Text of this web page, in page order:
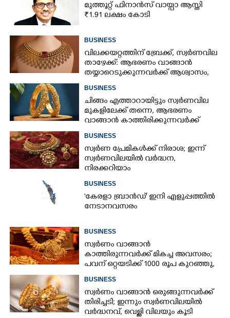
മുത്തൂറ്റ് ഫിനാൻസ് വായ്പാ ആസ്തി
₹1.91 ലക്ഷം കോടി
BUSINESS
വിലക്കയറ്റത്തിന് ബ്രേക്ക്, സ്വർണവില
താഴേക്ക്: ആഭരണം വാങ്ങാൻ
തയ്യാറെടുക്കുന്നവർക്ക് ആശ്വാസം,
BUSINESS
ചിങ്ങം എത്താറായിട്ടും സ്വർണവില
മുകളിലേക്ക് തന്നെ,​ ആഭരണം
വാങ്ങാൻ കാത്തിരിക്കുന്നവർക്ക്
BUSINESS
സ്വർണ പ്രേമികൾക്ക് നിരാശ; ഇന്ന്
സ്വർണവിലയിൽ വർദ്ധന,
നിരക്കറിയാം
BUSINESS
"കേരളാ ബ്രാൻഡ്" ഇനി എളുപ്പത്തിൽ
നേടാനവസരം
BUSINESS
സ്വർണം വാങ്ങാൻ
കാത്തിരുന്നവർക്ക് മികച്ച അവസരം;
പവന് ഒറ്റയടിക്ക് 1000 രൂപ കുറഞ്ഞു,
BUSINESS
സ്വർണം വാങ്ങാൻ ഒരുങ്ങുന്നവർക്ക്
തിരിച്ചടി; ഇന്നും സ്വർണവിലയിൽ
വർദ്ധനവ്, വെള്ളി വിലയും കൂടി